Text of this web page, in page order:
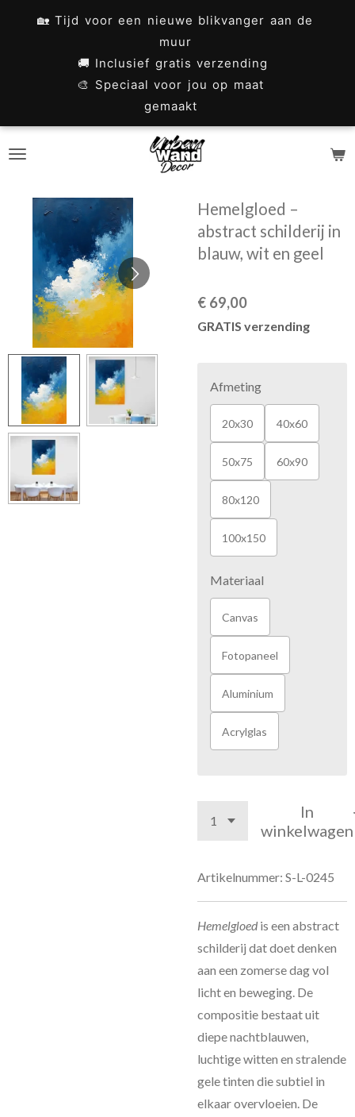
🏡 Tijd voor een nieuwe blikvanger aan de
muur
🚚 Inclusief gratis verzending
🎨 Speciaal voor jou op maat
gemaakt
Hemelgloed –
abstract schilderij in
blauw, wit en geel
€ 69,00
GRATIS verzending
Afmeting
20x30 40x60
50x75 60x90
80x120
100x150
Materiaal
Canvas
Fotopaneel
Aluminium
Acrylglas
In
winkelwagen
Artikelnummer: S-L-0245
Hemelgloed is een abstract
schilderij dat doet denken
aan een zomerse dag vol
licht en beweging. De
compositie bestaat uit
diepe nachtblauwen,
luchtige witten en stralende
gele tinten die subtiel in
elkaar overvloeien. De